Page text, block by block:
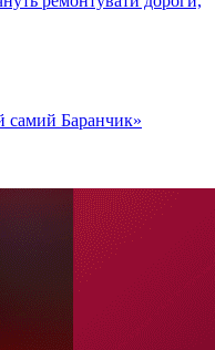
самий Баранчик»